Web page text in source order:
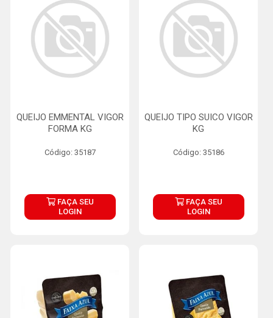
QUEIJO EMMENTAL VIGOR
FORMA KG
Código: 35187
FAÇA SEU
LOGIN
QUEIJO TIPO SUICO VIGOR
KG
Código: 35186
FAÇA SEU
LOGIN